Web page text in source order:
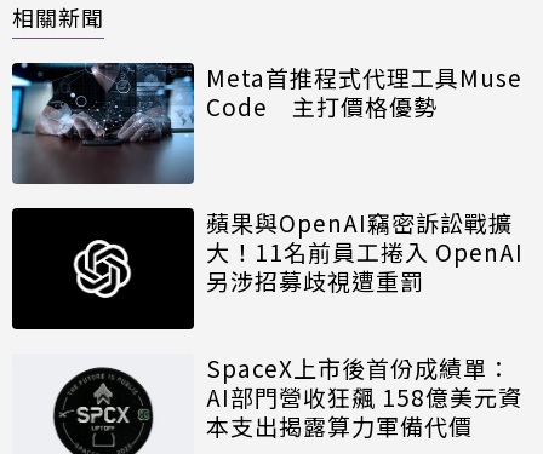
相關新聞
Meta首推程式代理工具Muse
Code 主打價格優勢
蘋果與OpenAI竊密訴訟戰擴
大！11名前員工捲入 OpenAI
另涉招募歧視遭重罰
SpaceX上市後首份成績單：
AI部門營收狂飆 158億美元資
本支出揭露算力軍備代價